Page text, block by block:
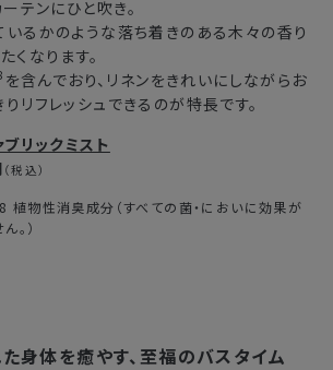
テンにひと吹き。
いるかのような落ち着きのある木々の香り
くなります。
を含んでおり、リネンをきれいにしながらお
リフレッシュできるのが特長です。
リックミスト
（税込）
物性消臭成分（すべての菌・においに効果が
。）
身体を癒やす、至福のバスタイム